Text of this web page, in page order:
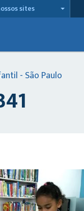
sites
- São Paulo